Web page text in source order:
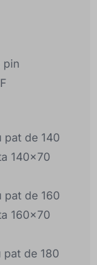
pin
de 140
140x70
de 160
160x70
de 180